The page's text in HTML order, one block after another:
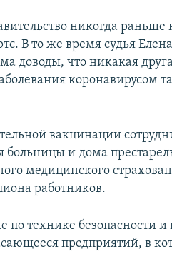
никогда
В то же время судья
доводы, что никакая
коронавирусом
вакцинации
и дома
медицинского
работников.
по технике безопасности и
предприятий, в